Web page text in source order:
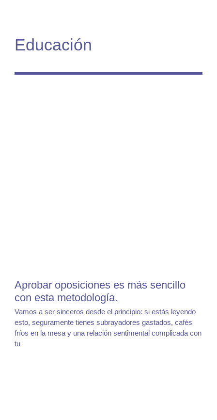
Educación
Aprobar oposiciones es más sencillo
con esta metodología.
Vamos a ser sinceros desde el principio: si estás leyendo
esto, seguramente tienes subrayadores gastados, cafés
fríos en la mesa y una relación sentimental complicada con
tu